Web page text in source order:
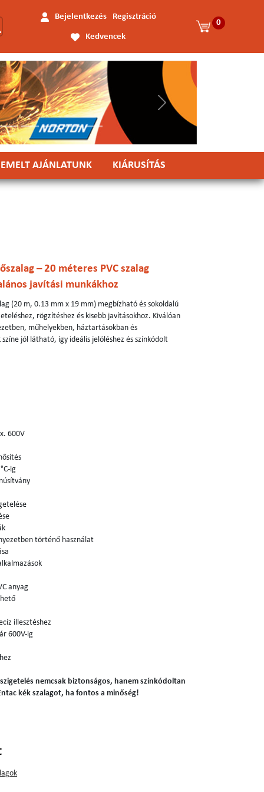
Bejelentkezés Regisztráció
Kedvencek
0
Következő
AJÁNLATUNK KIÁRUSÍTÁS
– 20 méteres PVC szalag
javítási munkákhoz
(20 m, 0.13 mm x 19 mm) megbízható és sokoldalú
rögzítéshez és kisebb javításokhoz. Kiválóan
műhelyekben, háztartásokban és
jól látható, így ideális jelöléshez és színkódolt
600V
ig
történő használat
anyag
illesztéshez
600V-ig
nemcsak biztonságos, hanem színkódoltan
kék szalagot, ha fontos a minőség!